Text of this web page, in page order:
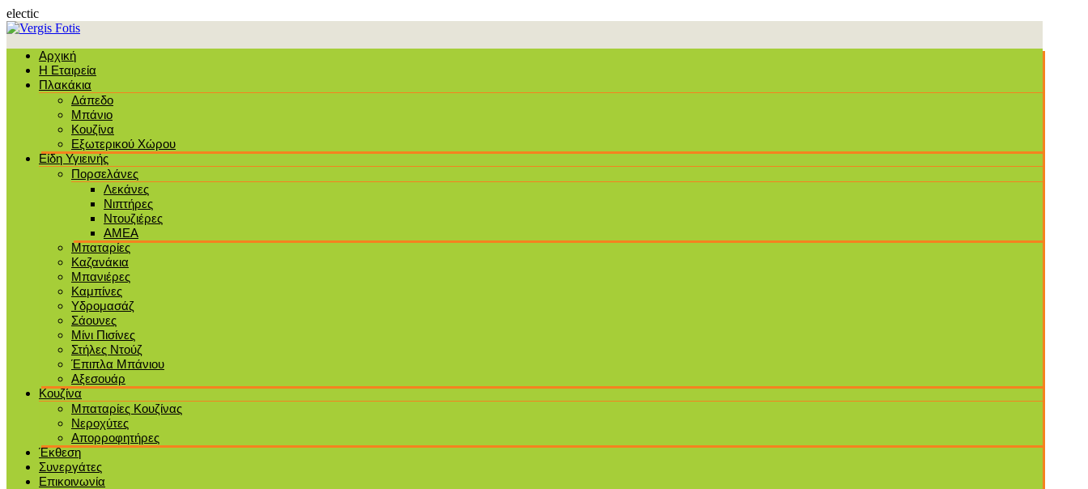
electic
Αρχική
Η Εταιρεία
Πλακάκια
Δάπεδο
Μπάνιο
Κουζίνα
Εξωτερικού Χώρου
Είδη Υγιεινής
Πορσελάνες
Λεκάνες
Νιπτήρες
Ντουζιέρες
ΑΜΕΑ
Μπαταρίες
Καζανάκια
Μπανιέρες
Καμπίνες
Υδρομασάζ
Σάουνες
Μίνι Πισίνες
Στήλες Ντούζ
Έπιπλα Μπάνιου
Αξεσουάρ
Κουζίνα
Μπαταρίες Κουζίνας
Νεροχύτες
Απορροφητήρες
Έκθεση
Συνεργάτες
Επικοινωνία